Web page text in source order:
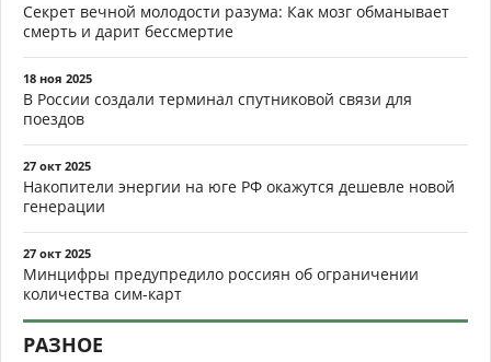
Секрет вечной молодости разума: Как мозг обманывает
смерть и дарит бессмертие
18 ноя 2025
В России создали терминал спутниковой связи для
поездов
27 окт 2025
Накопители энергии на юге РФ окажутся дешевле новой
генерации
27 окт 2025
Минцифры предупредило россиян об ограничении
количества сим-карт
РАЗНОЕ